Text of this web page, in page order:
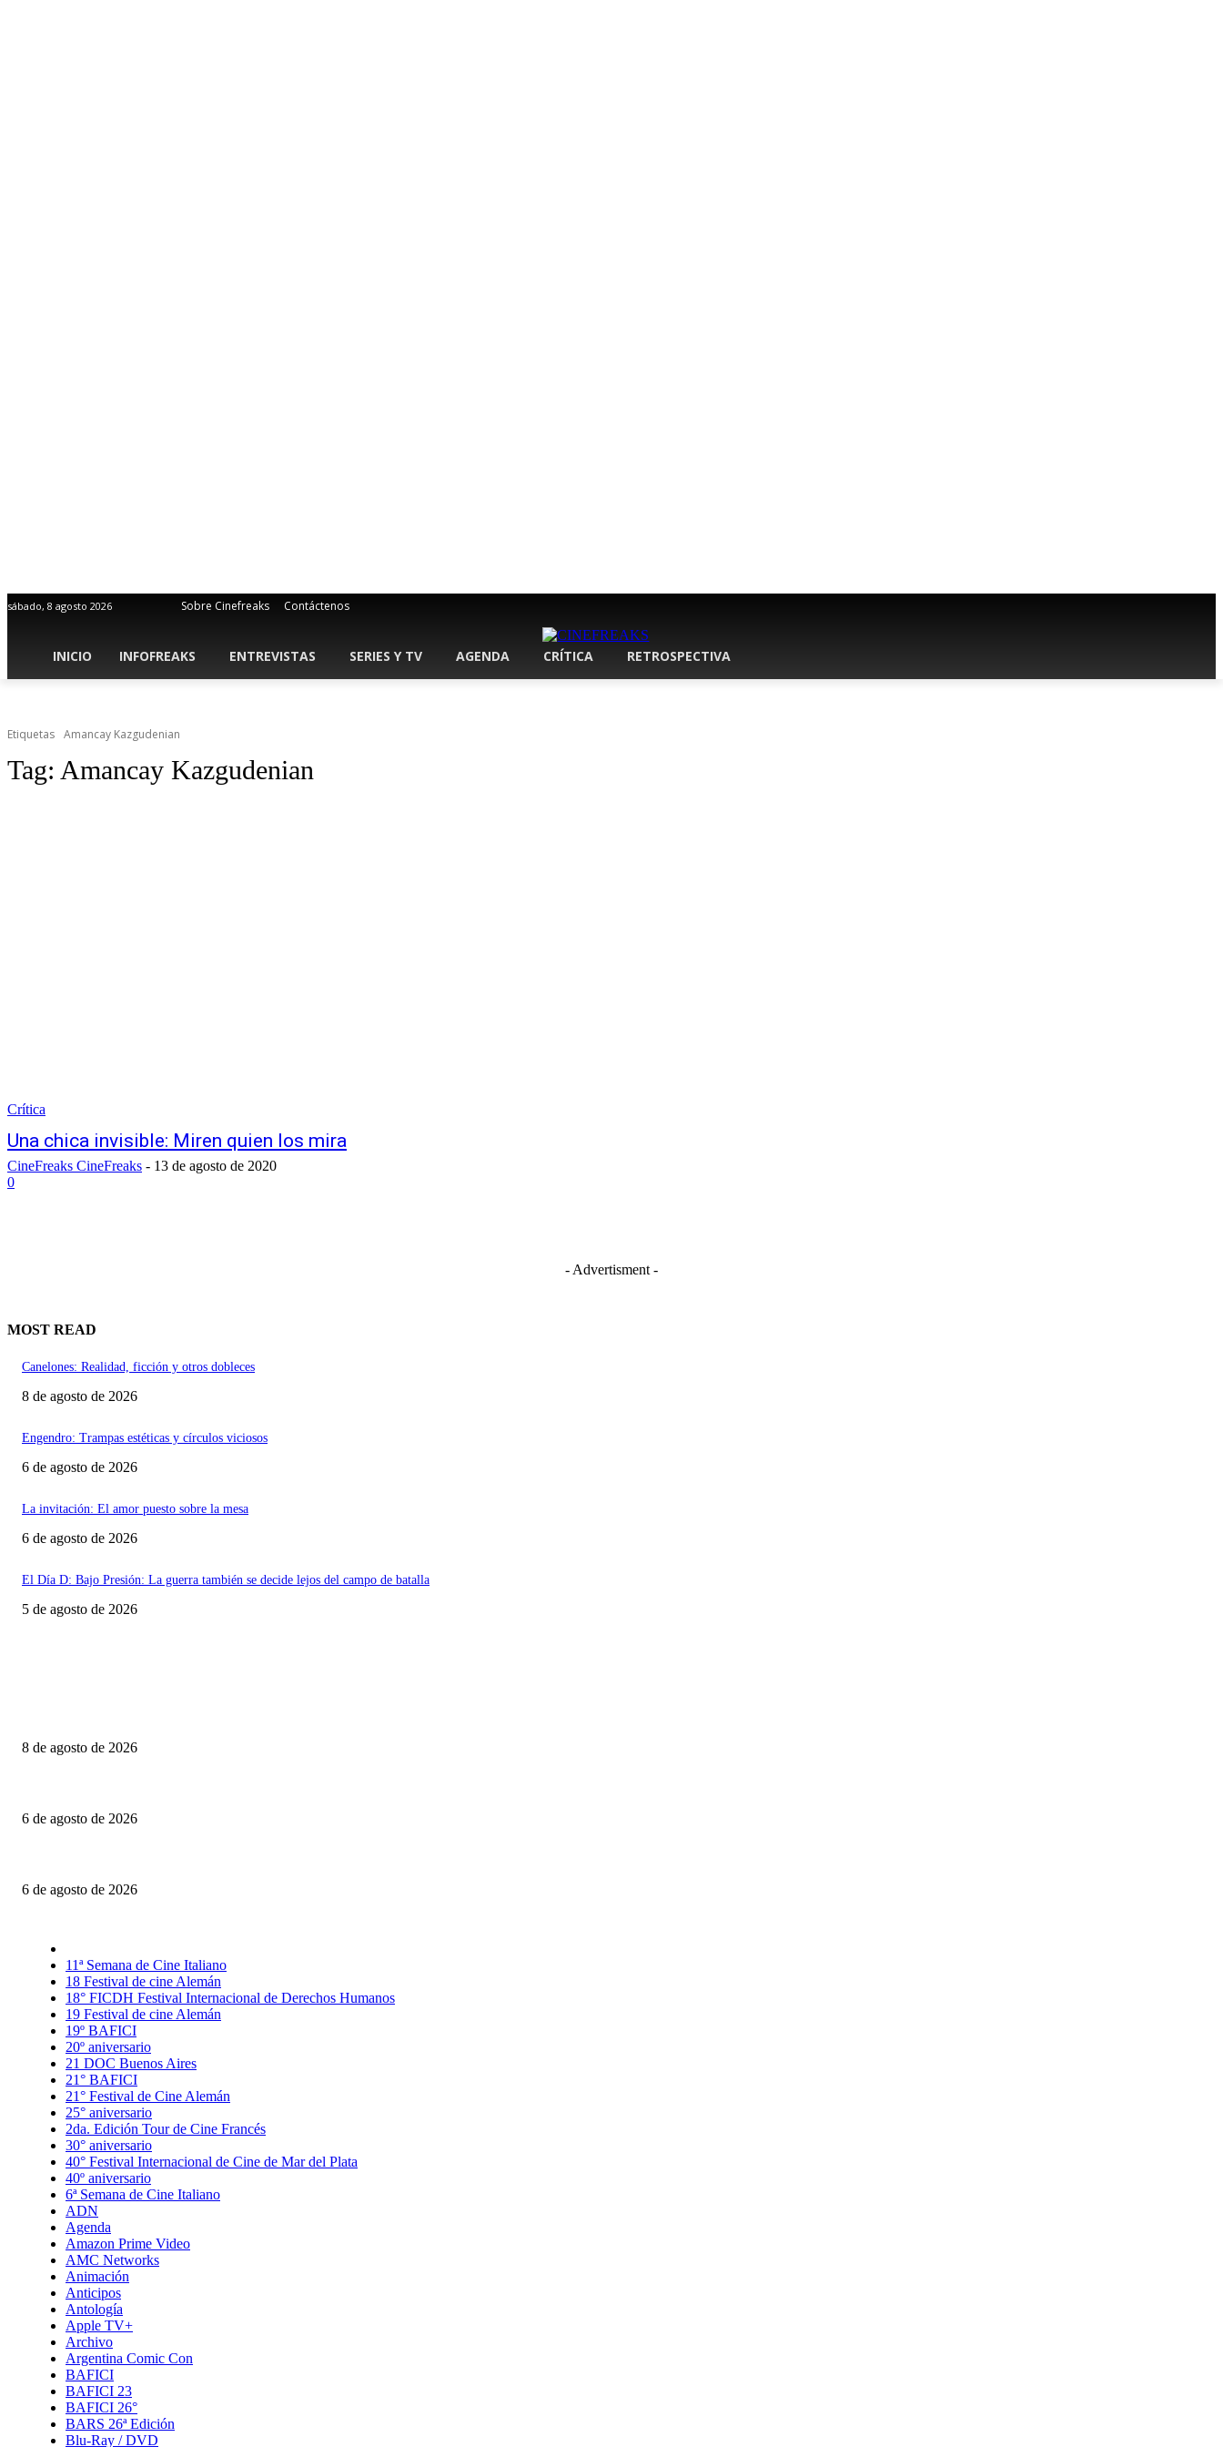
sábado, 8 agosto 2026 Sobre Cinefreaks Contáctenos
INICIO INFOFREAKS ENTREVISTAS SERIES Y TV AGENDA CRÍTICA RETROSPECTIVA
Etiquetas Amancay Kazgudenian
Tag: Amancay Kazgudenian
Crítica
Una chica invisible: Miren quien los mira
CineFreaks CineFreaks - 13 de agosto de 2020
0
- Advertisment -
MOST READ
Canelones: Realidad, ficción y otros dobleces
8 de agosto de 2026
Engendro: Trampas estéticas y círculos viciosos
6 de agosto de 2026
La invitación: El amor puesto sobre la mesa
6 de agosto de 2026
El Día D: Bajo Presión: La guerra también se decide lejos del campo de batalla
5 de agosto de 2026
8 de agosto de 2026
6 de agosto de 2026
6 de agosto de 2026
11ª Semana de Cine Italiano
18 Festival de cine Alemán
18° FICDH Festival Internacional de Derechos Humanos
19 Festival de cine Alemán
19º BAFICI
20º aniversario
21 DOC Buenos Aires
21° BAFICI
21° Festival de Cine Alemán
25° aniversario
2da. Edición Tour de Cine Francés
30° aniversario
40° Festival Internacional de Cine de Mar del Plata
40º aniversario
6ª Semana de Cine Italiano
ADN
Agenda
Amazon Prime Video
AMC Networks
Animación
Anticipos
Antología
Apple TV+
Archivo
Argentina Comic Con
BAFICI
BAFICI 23
BAFICI 26°
BARS 26ª Edición
Blu-Ray / DVD